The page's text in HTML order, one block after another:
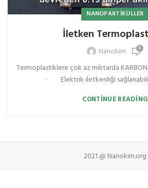
NANOPARTIKÜLLER
İletken
Nanokim 0
Termoplastiklere çok az miktarda
· Elektrik iletkenliği
CONTINUE READING
2021 @ Nanokim.org